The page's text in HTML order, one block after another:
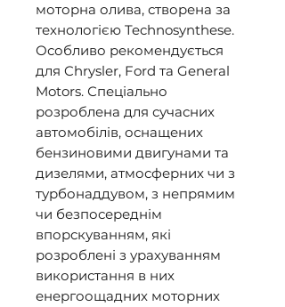
моторна олива, створена за
технологією Technosynthese.
Особливо рекомендується
для Chrysler, Ford та General
Motors. Спеціально
розроблена для сучасних
автомобілів, оснащених
бензиновими двигунами та
дизелями, атмосферних чи з
турбонаддувом, з непрямим
чи безпосереднім
впорскуванням, які
розроблені з урахуванням
використання в них
енергоощадних моторних